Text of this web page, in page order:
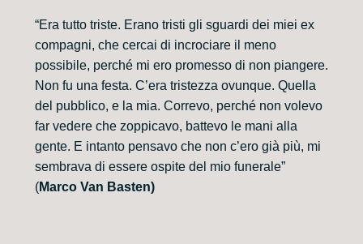
“Era tutto triste. Erano tristi gli sguardi dei miei ex
compagni, che cercai di incrociare il meno
possibile, perché mi ero promesso di non piangere.
Non fu una festa. C’era tristezza ovunque. Quella
del pubblico, e la mia. Correvo, perché non volevo
far vedere che zoppicavo, battevo le mani alla
gente. E intanto pensavo che non c’ero già più, mi
sembrava di essere ospite del mio funerale”
(Marco Van Basten)